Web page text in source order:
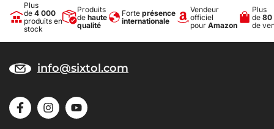
Plus
de 4 000
produits en
stock
Produits
de haute
qualité
Forte présence
internationale
Vendeur
officiel
pour Amazon
Plus
de 80
de
info@sixtol.com